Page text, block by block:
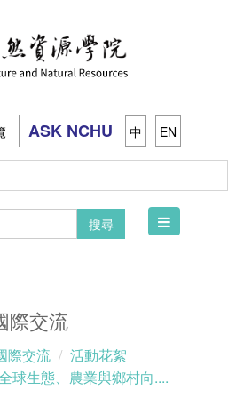
ASK NCHU 中 EN
搜尋
Toggle
際交流
際交流
活動花絮
球生態、農業與鄉村向....